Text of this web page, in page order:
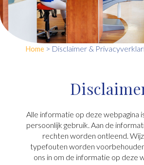
Home > Disclaimer &
Alle informatie op deze webpagina
persoonlijk gebruik. Aan de
rechten worden ontleend.
typefouten worden
ons in om de informatie op deze